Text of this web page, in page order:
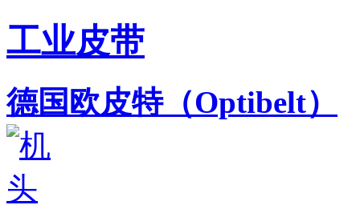
工业皮带
德国欧皮特（Optibelt）